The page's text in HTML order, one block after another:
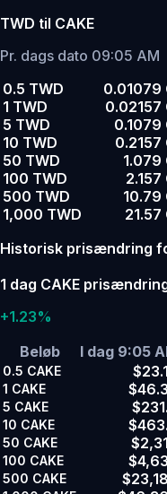
TWD til CAKE
Pr. dags dato 09:05 AM
0.5 TWD
0.01079
1 TWD
0.02157
5 TWD
0.1079
10 TWD
0.2157
50 TWD
1.079
100 TWD
2.157
500 TWD
10.79
1,000 TWD
21.57
Historisk prisændring
1 dag CAKE
+1.23%
Beløb
I dag 9:05
0.5 CAKE
1 CAKE
5 CAKE
10 CAKE
50 CAKE
100 CAKE
500 CAKE